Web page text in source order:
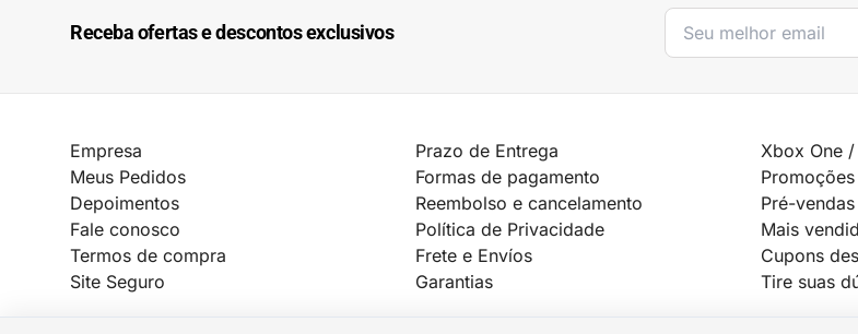
Receba ofertas e descontos exclusivos
Empresa
Meus Pedidos
Depoimentos
Fale conosco
Termos de compra
Site Seguro
Prazo de Entrega
Formas de pagamento
Reembolso e cancelamento
Política de Privacidade
Frete e Envíos
Garantias
Xbox One /
Promoções
Pré-vendas
Mais
Cupons
Tire suas